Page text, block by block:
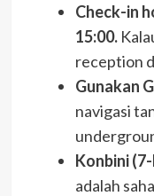
Check-in
15:00.
reception
Gunakan
navigasi
Konbini
adalah